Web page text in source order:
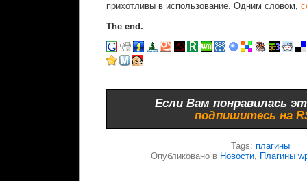
прихотливы в использование. Одним словом,
The end.
Если Вам понравилась
подпишитесь на
Tags: плагины
Опубликовано в Новости, Плагины